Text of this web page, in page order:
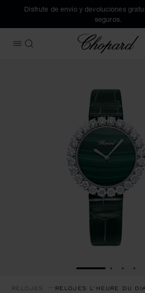
Disfrute de envío y devoluciones
seguros.
ABRIR MENÚ
BUSCAR
Chopard
IR A LAIR A LA
IR AIR
RELOJES RELOJES L’HEURE DU